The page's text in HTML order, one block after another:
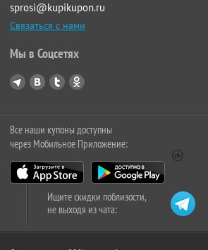
sprosi@kupikupon.ru
Связаться с нами
Мы в Соцсетях
Все наши купоны доступны
через Мобильное Приложение:
Ищите скидки поблизости,
не выходя из чата: